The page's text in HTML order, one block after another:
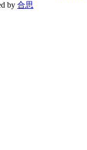
by 合思